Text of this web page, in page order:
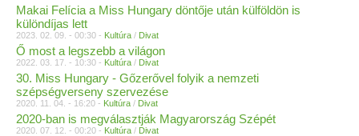
Makai Felícia a Miss Hungary döntője után külföldön is
különdíjas lett
2023. 02. 09. - 00:30 - Kultúra / Divat
Ő most a legszebb a világon
2022. 03. 17. - 10:30 - Kultúra / Divat
30. Miss Hungary - Gőzerővel folyik a nemzeti
szépségverseny szervezése
2020. 11. 04. - 16:20 - Kultúra / Divat
2020-ban is megválasztják Magyarország Szépét
2020. 07. 12. - 00:20 - Kultúra / Divat